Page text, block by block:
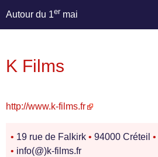
Autour du 1er mai
K Films
http://www.k-films.fr
• 19 rue de Falkirk • 94000 Créteil •
• info(@)k-films.fr